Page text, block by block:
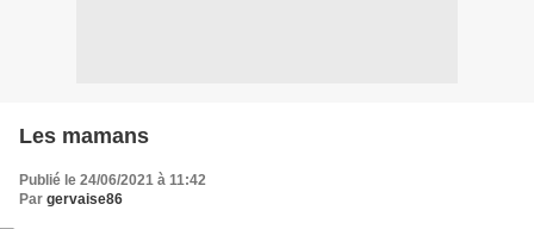
Les mamans
Publié le 24/06/2021 à 11:42
Par gervaise86